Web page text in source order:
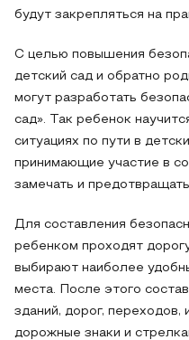
будут закрепляться на
С целью повышения
детский сад и обратно
могут разработать
сад». Так ребенок
ситуациях по пути в
принимающие участие в
замечать и
Для составления
ребенком проходят
выбирают наиболее
места. После этого
зданий, дорог,
дорожные знаки и